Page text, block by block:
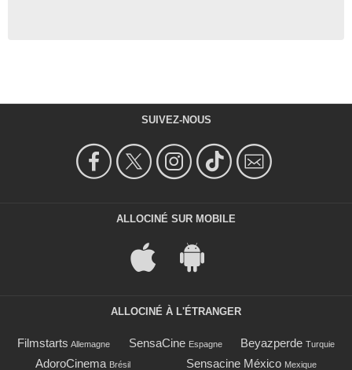
SUIVEZ-NOUS
ALLOCINÉ SUR MOBILE
ALLOCINÉ À L'ÉTRANGER
Filmstarts Allemagne SensaCine Espagne Beyazperde Turquie
AdoroCinema Brésil Sensacine México Mexique